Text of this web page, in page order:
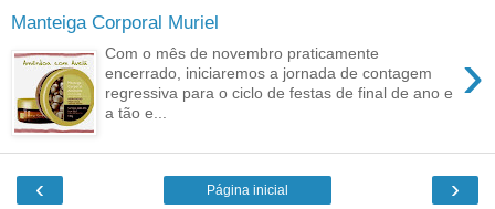
Manteiga Corporal Muriel
›
Com o mês de novembro praticamente
encerrado, iniciaremos a jornada de contagem
regressiva para o ciclo de festas de final de ano e
a tão e...
‹ ›
Página inicial